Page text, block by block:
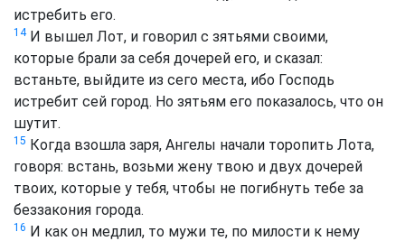
истребить его.
14И вышел Лот, и говорил с зятьями своими,
которые брали за себя дочерей его, и сказал:
встаньте, выйдите из сего места, ибо Господь
истребит сей город. Но зятьям его показалось, что он
шутит.
15 Когда взошла заря, Ангелы начали торопить Лота,
говоря: встань, возьми жену твою и двух дочерей
твоих, которые у тебя, чтобы не погибнуть тебе за
беззакония города.
16 И как он медлил, то мужи те, по милости к нему